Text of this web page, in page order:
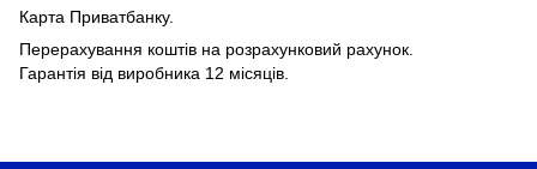
Карта Приватбанку.
Перерахування коштів на розрахунковий рахунок.
Гарантія від виробника 12 місяців.